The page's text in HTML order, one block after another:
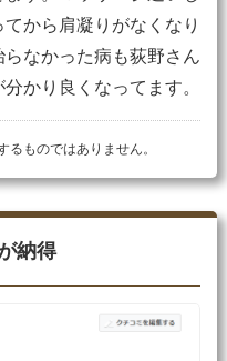
から肩凝りがなくなり
なかった病も荻野さん
かり良くなってます。
ものではありません。
納得